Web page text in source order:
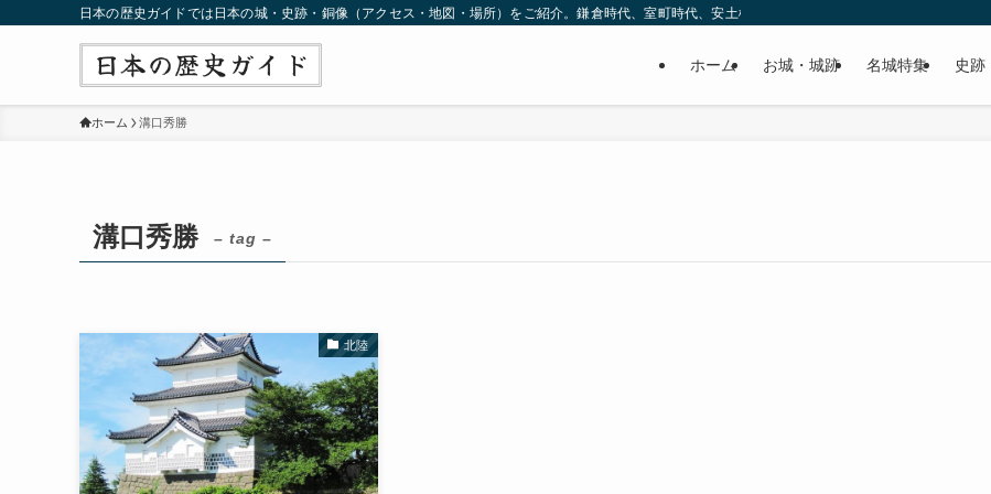
日本の歴史ガイドでは日本の城・史跡・銅像（アクセス・地図・場所）をご紹介。鎌倉時代、室町時代、安土桃山時代（戦国時代）、江戸時代と幅広
ホーム お城・城跡 名城特集 史跡
ホーム 溝口秀勝
溝口秀勝 – tag –
北陸